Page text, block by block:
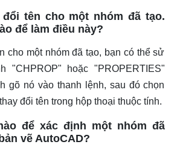
đổi tên cho một nhóm đã tạo.
để làm điều này?
cho một nhóm đã tạo, bạn có thể sử
"CHPROP" hoặc "PROPERTIES"
gõ nó vào thanh lệnh, sau đó chọn
đổi tên trong hộp thoại thuộc tính.
để xác định một nhóm đã
vẽ AutoCAD?